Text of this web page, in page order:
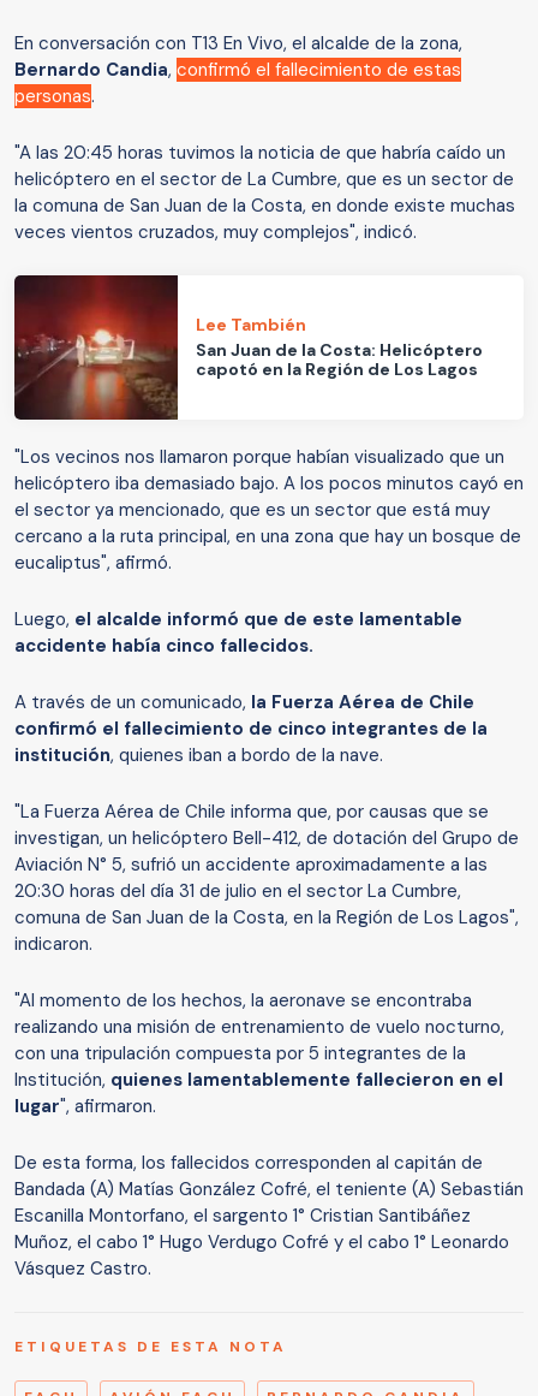
En conversación con T13 En Vivo, el alcalde de la zona,
Bernardo Candia, confirmó el fallecimiento de estas
personas.
"A las 20:45 horas tuvimos la noticia de que habría caído un
helicóptero en el sector de La Cumbre, que es un sector de
la comuna de San Juan de la Costa, en donde existe muchas
veces vientos cruzados, muy complejos", indicó.
Lee También
San Juan de la Costa: Helicóptero
capotó en la Región de Los Lagos
"Los vecinos nos llamaron porque habían visualizado que un
helicóptero iba demasiado bajo. A los pocos minutos cayó en
el sector ya mencionado, que es un sector que está muy
cercano a la ruta principal, en una zona que hay un bosque de
eucaliptus", afirmó.
Luego, el alcalde informó que de este lamentable
accidente había cinco fallecidos.
A través de un comunicado, la Fuerza Aérea de Chile
confirmó el fallecimiento de cinco integrantes de la
institución, quienes iban a bordo de la nave.
"La Fuerza Aérea de Chile informa que, por causas que se
investigan, un helicóptero Bell-412, de dotación del Grupo de
Aviación N° 5, sufrió un accidente aproximadamente a las
20:30 horas del día 31 de julio en el sector La Cumbre,
comuna de San Juan de la Costa, en la Región de Los Lagos",
indicaron.
"Al momento de los hechos, la aeronave se encontraba
realizando una misión de entrenamiento de vuelo nocturno,
con una tripulación compuesta por 5 integrantes de la
Institución, quienes lamentablemente fallecieron en el
lugar", afirmaron.
De esta forma, los fallecidos corresponden al capitán de
Bandada (A) Matías González Cofré, el teniente (A) Sebastián
Escanilla Montorfano, el sargento 1° Cristian Santibáñez
Muñoz, el cabo 1° Hugo Verdugo Cofré y el cabo 1° Leonardo
Vásquez Castro.
ETIQUETAS DE ESTA NOTA